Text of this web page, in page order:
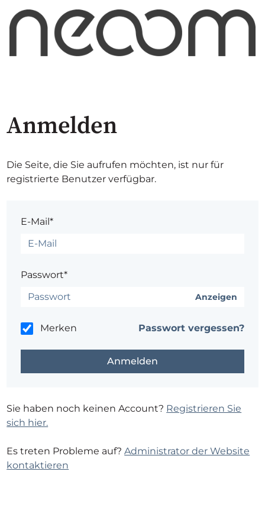
Anmelden
Die Seite, die Sie aufrufen möchten, ist nur für
registrierte Benutzer verfügbar.
E-Mail*
Passwort*
Anzeigen
Merken Passwort vergessen?
Sie haben noch keinen Account? Registrieren Sie
sich hier.
Es treten Probleme auf?Administrator der Website
kontaktieren